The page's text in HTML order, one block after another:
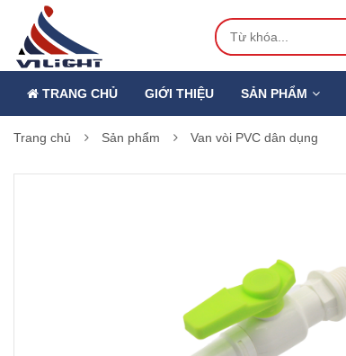
TRANG CHỦ GIỚI THIỆU SẢN PHẨM
Trang chủ Sản phẩm Van vòi PVC dân dụng